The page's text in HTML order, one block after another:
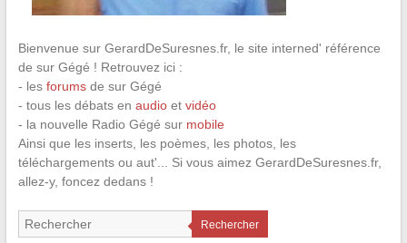
Bienvenue sur GerardDeSuresnes.fr, le site interned' référence
de sur Gégé ! Retrouvez ici :
- les forumsde sur Gégé
- tous les débats en audioet vidéo
- la nouvelle Radio Gégé sur mobile
Ainsi que les inserts, les poèmes, les photos, les
téléchargements ou aut'... Si vous aimez GerardDeSuresnes.fr,
allez-y, foncez dedans !
Rechercher